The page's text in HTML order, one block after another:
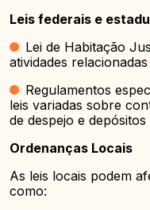
Leis federais e
Lei de Habitação
atividades
Regulamentos
leis variadas sobre
de despejo e
Ordenanças Locais
As leis locais podem
como: